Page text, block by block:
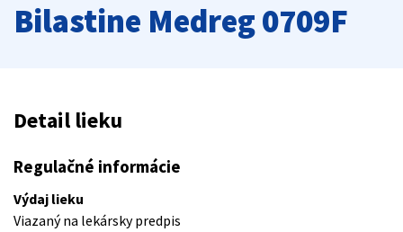
Bilastine Medreg 0709F
Detail lieku
Regulačné informácie
Výdaj lieku
Viazaný na lekársky predpis